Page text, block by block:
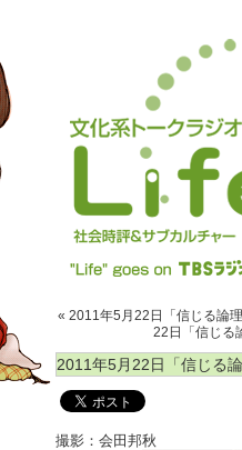
« 2011年5月22日「信じる論
22日「信じる
2011年5月22日「信じる
撮影：会田邦秋